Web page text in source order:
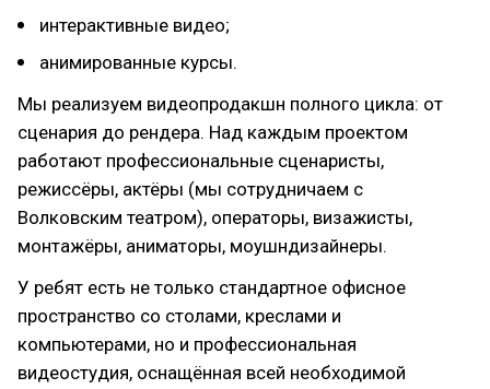
интерактивные видео;
анимированные курсы.
Мы реализуем видеопродакшн полного цикла: от
сценария до рендера. Над каждым проектом
работают профессиональные сценаристы,
режиссёры, актёры (мы сотрудничаем с
Волковским театром), операторы, визажисты,
монтажёры, аниматоры, моушндизайнеры.
У ребят есть не только стандартное офисное
пространство со столами, креслами и
компьютерами, но и профессиональная
видеостудия, оснащённая всей необходимой